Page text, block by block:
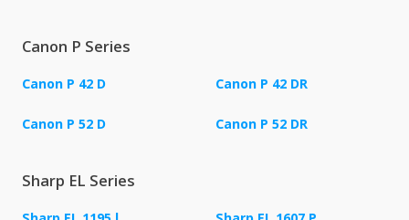
Canon P Series
Canon P 42 D Canon P 42 DR
Canon P 52 D Canon P 52 DR
Sharp EL Series